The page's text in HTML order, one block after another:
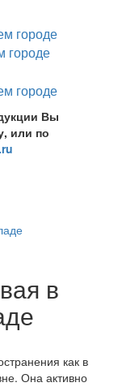
Вы
или по
в
как в
Она активно